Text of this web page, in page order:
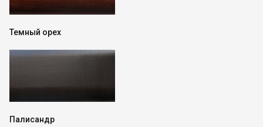
Темный орех
Палисандр